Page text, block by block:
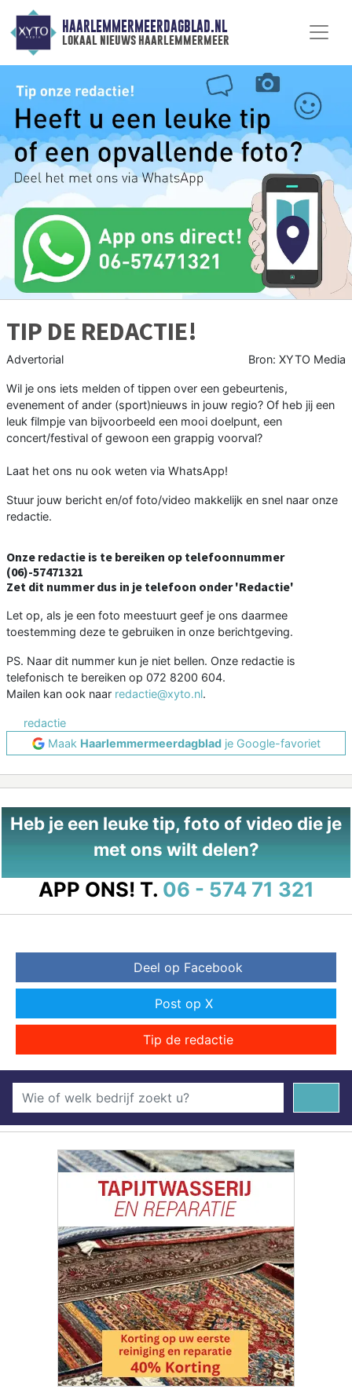
HAARLEMMERMEERDAGBLAD.NL
lokaal nieuws haarlemmermeer
TIP DE REDACTIE!
Advertorial Bron: XYTO Media
Wil je ons iets melden of tippen over een gebeurtenis,
evenement of ander (sport)nieuws in jouw regio? Of heb jij een
leuk filmpje van bijvoorbeeld een mooi doelpunt, een
concert/festival of gewoon een grappig voorval?
Laat het ons nu ook weten via WhatsApp!
Stuur jouw bericht en/of foto/video makkelijk en snel naar onze
redactie.
Onze redactie is te bereiken op telefoonnummer
(06)-57471321
Zet dit nummer dus in je telefoon onder 'Redactie'
Let op, als je een foto meestuurt geef je ons daarmee
toestemming deze te gebruiken in onze berichtgeving.
PS. Naar dit nummer kun je niet bellen. Onze redactie is
telefonisch te bereiken op 072 8200 604.
Mailen kan ook naar redactie@xyto.nl.
redactie
Maak Haarlemmermeerdagbladje Google-favoriet
Heb je een leuke tip, foto of video die je
met ons wilt delen?
APP ONS! T. 06 - 574 71 321
Deel op Facebook
Post op X
Tip de redactie